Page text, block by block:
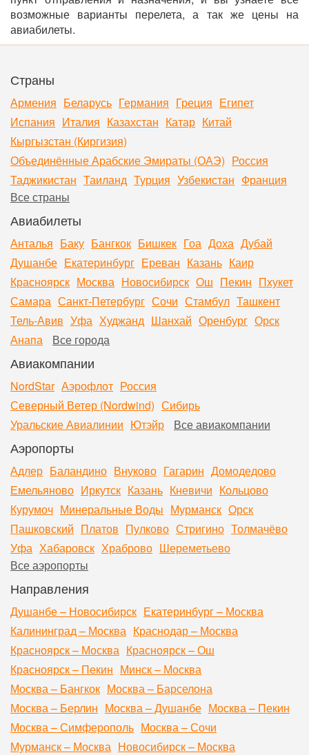
возможные варианты перелета, а так же цены на
авиабилеты.
Страны
Армения Беларусь Германия Греция Египет
Испания Италия Казахстан Катар Китай
Кыргызстан (Киргизия)
Объединённые Арабские Эмираты (ОАЭ) Россия
Таджикистан Таиланд Турция Узбекистан Франция
Все страны
Авиабилеты
Анталья Баку Бангкок Бишкек Гоа Доха Дубай
Душанбе Екатеринбург Ереван Казань Каир
Красноярск Москва Новосибирск Ош Пекин Пхукет
Самара Санкт-Петербург Сочи Стамбул Ташкент
Тель-Авив Уфа Худжанд Шанхай Оренбург Орск
Анапа
Все города
Авиакомпании
NordStar Аэрофлот Россия
Северный Ветер (Nordwind) Сибирь
Уральские Авиалинии Ютэйр Все авиакомпании
Аэропорты
Адлер Баландино Внуково Гагарин Домодедово
Емельяново Иркутск Казань Кневичи Кольцово
Курумоч Минеральные Воды Мурманск Орск
Пашковский Платов Пулково Стригино Толмачёво
Уфа Хабаровск Храброво Шереметьево
Все аэропорты
Направления
Душанбе – Новосибирск Екатеринбург – Москва
Калининград – Москва Краснодар – Москва
Красноярск – Москва Красноярск – Ош
Красноярск – Пекин Минск – Москва
Москва – Бангкок Москва – Барселона
Москва – Берлин Москва – Душанбе Москва – Пекин
Москва – Симферополь Москва – Сочи
Мурманск – Москва Новосибирск – Москва